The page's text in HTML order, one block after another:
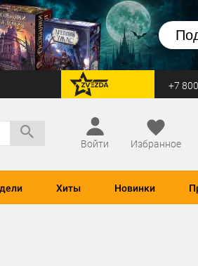
перейти на Zvezda +7
Войти Избранное
Хиты Новинки